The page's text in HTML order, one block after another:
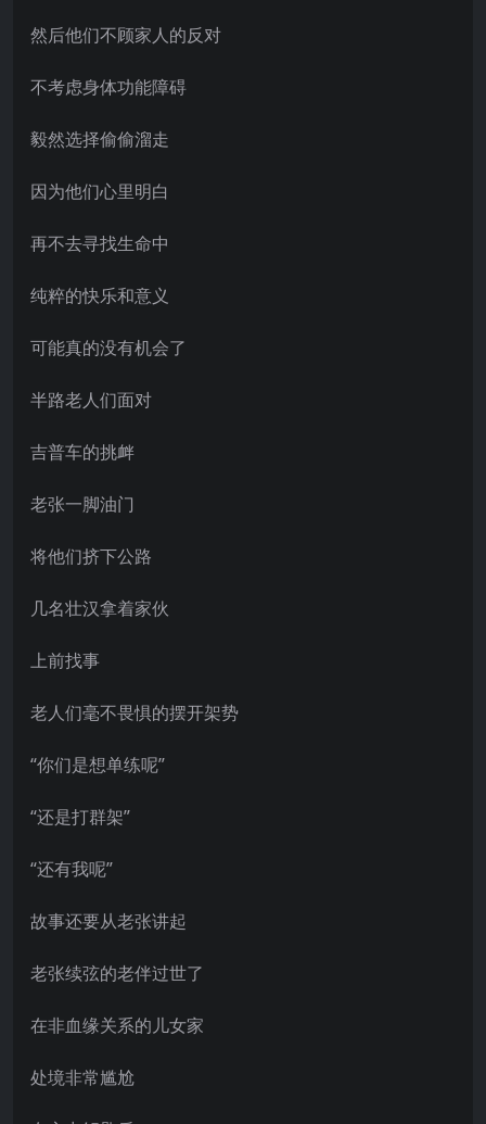
然后他们不顾家人的反对
不考虑身体功能障碍
毅然选择偷偷溜走
因为他们心里明白
再不去寻找生命中
纯粹的快乐和意义
可能真的没有机会了
半路老人们面对
吉普车的挑衅
老张一脚油门
将他们挤下公路
几名壮汉拿着家伙
上前找事
老人们毫不畏惧的摆开架势
“你们是想单练呢”
“还是打群架”
“还有我呢”
故事还要从老张讲起
老张续弦的老伴过世了
在非血缘关系的儿女家
处境非常尴尬